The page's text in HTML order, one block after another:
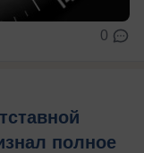
0
полное